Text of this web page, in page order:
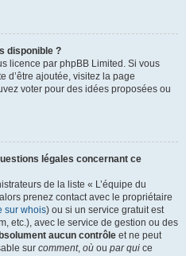
disponible ?
licence par phpBB Limited. Si vous
d’être ajoutée, visitez la page
voter pour des idées proposées ou
légales concernant ce
de la liste « L’équipe du
prenez contact avec le propriétaire
sur whois) ou si un service gratuit est
etc.), avec le service de gestion ou des
aucun contrôle et ne peut
sur comment, où ou par qui ce